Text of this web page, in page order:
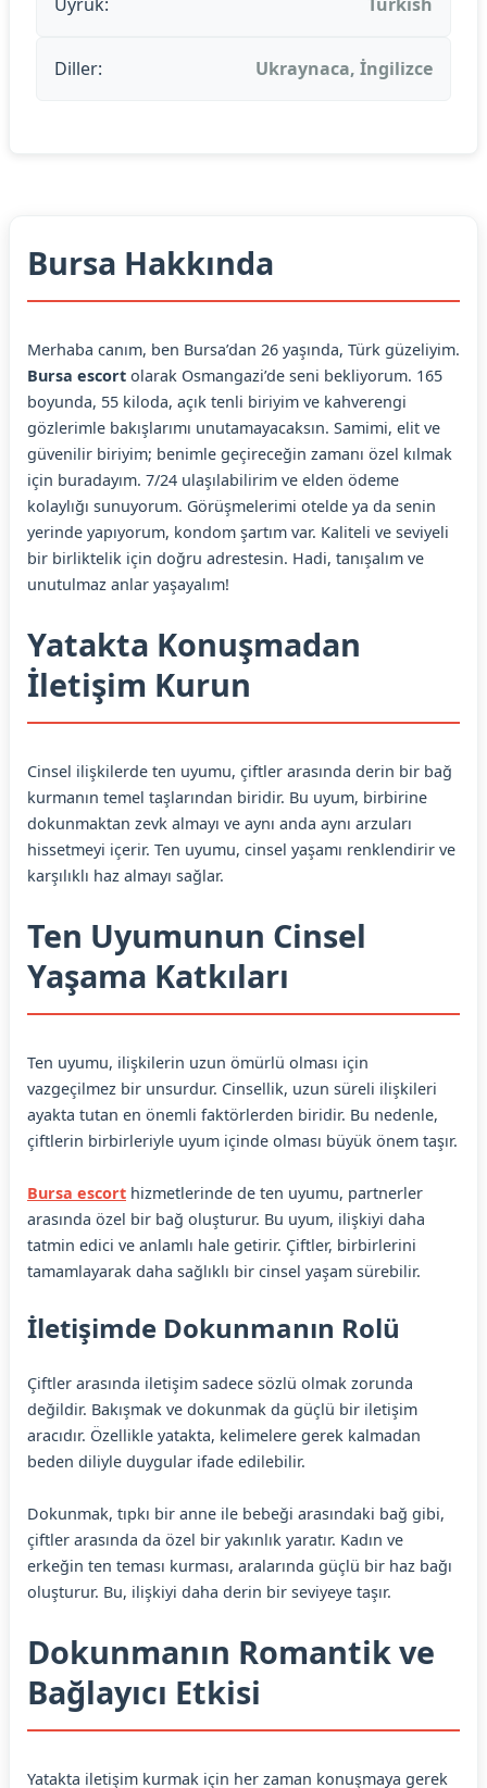
Bursa Hakkında
Merhaba canım, ben Bursa’dan 26 yaşında, Türk güzeliyim.
Bursa escort olarak Osmangazi’de seni bekliyorum. 165
boyunda, 55 kiloda, açık tenli biriyim ve kahverengi
gözlerimle bakışlarımı unutamayacaksın. Samimi, elit ve
güvenilir biriyim; benimle geçireceğin zamanı özel kılmak
için buradayım. 7/24 ulaşılabilirim ve elden ödeme
kolaylığı sunuyorum. Görüşmelerimi otelde ya da senin
yerinde yapıyorum, kondom şartım var. Kaliteli ve seviyeli
bir birliktelik için doğru adrestesin. Hadi, tanışalım ve
unutulmaz anlar yaşayalım!
Yatakta Konuşmadan
İletişim Kurun
Cinsel ilişkilerde ten uyumu, çiftler arasında derin bir bağ
kurmanın temel taşlarından biridir. Bu uyum, birbirine
dokunmaktan zevk almayı ve aynı anda aynı arzuları
hissetmeyi içerir. Ten uyumu, cinsel yaşamı renklendirir ve
karşılıklı haz almayı sağlar.
Ten Uyumunun Cinsel
Yaşama Katkıları
Ten uyumu, ilişkilerin uzun ömürlü olması için
vazgeçilmez bir unsurdur. Cinsellik, uzun süreli ilişkileri
ayakta tutan en önemli faktörlerden biridir. Bu nedenle,
çiftlerin birbirleriyle uyum içinde olması büyük önem taşır.
Bursa escort hizmetlerinde de ten uyumu, partnerler
arasında özel bir bağ oluşturur. Bu uyum, ilişkiyi daha
tatmin edici ve anlamlı hale getirir. Çiftler, birbirlerini
tamamlayarak daha sağlıklı bir cinsel yaşam sürebilir.
İletişimde Dokunmanın Rolü
Çiftler arasında iletişim sadece sözlü olmak zorunda
değildir. Bakışmak ve dokunmak da güçlü bir iletişim
aracıdır. Özellikle yatakta, kelimelere gerek kalmadan
beden diliyle duygular ifade edilebilir.
Dokunmak, tıpkı bir anne ile bebeği arasındaki bağ gibi,
çiftler arasında da özel bir yakınlık yaratır. Kadın ve
erkeğin ten teması kurması, aralarında güçlü bir haz bağı
oluşturur. Bu, ilişkiyi daha derin bir seviyeye taşır.
Dokunmanın Romantik ve
Bağlayıcı Etkisi
Yatakta iletişim kurmak için her zaman konuşmaya gerek
Diller: Ukraynaca, İngilizce